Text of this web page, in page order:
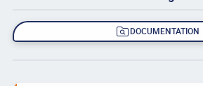
DOCUMENTATION